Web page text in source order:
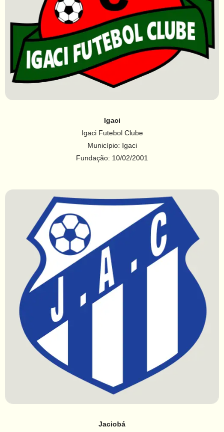
Igaci
Igaci Futebol Clube
Município: Igaci
Fundação: 10/02/2001
Jaciobá